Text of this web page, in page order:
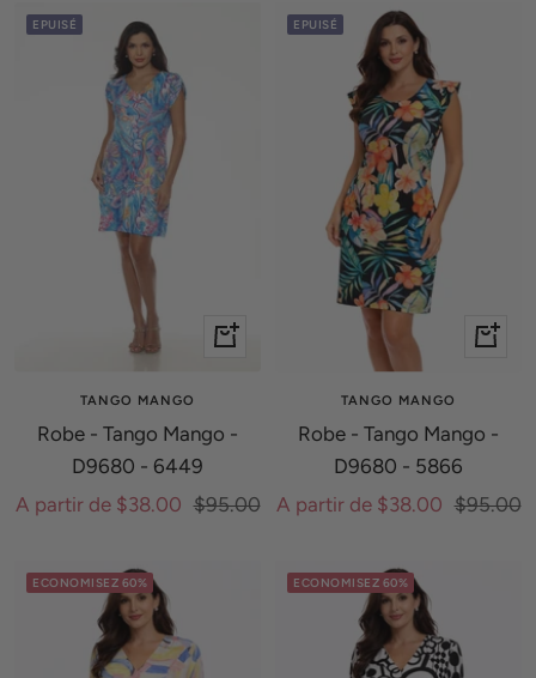
vente
vente
EPUISÉ
Apercu
TANGO MANGO
Robe - Tango Mango -
D9680 - 6449
Prix
vente
A partir de $38.00 Prix
$95.00
EPUISÉ
Apercu
TANGO MANGO
Robe - Tango Mango -
D9680 - 5866
Prix
vente
A partir de $38.00 Prix
$95.00
ECONOMISEZ 60% ECONOMISEZ 60%